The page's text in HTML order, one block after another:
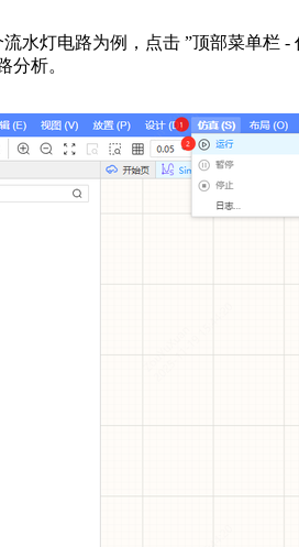
水灯电路为例，点击 ”顶部菜单栏 -
分析。